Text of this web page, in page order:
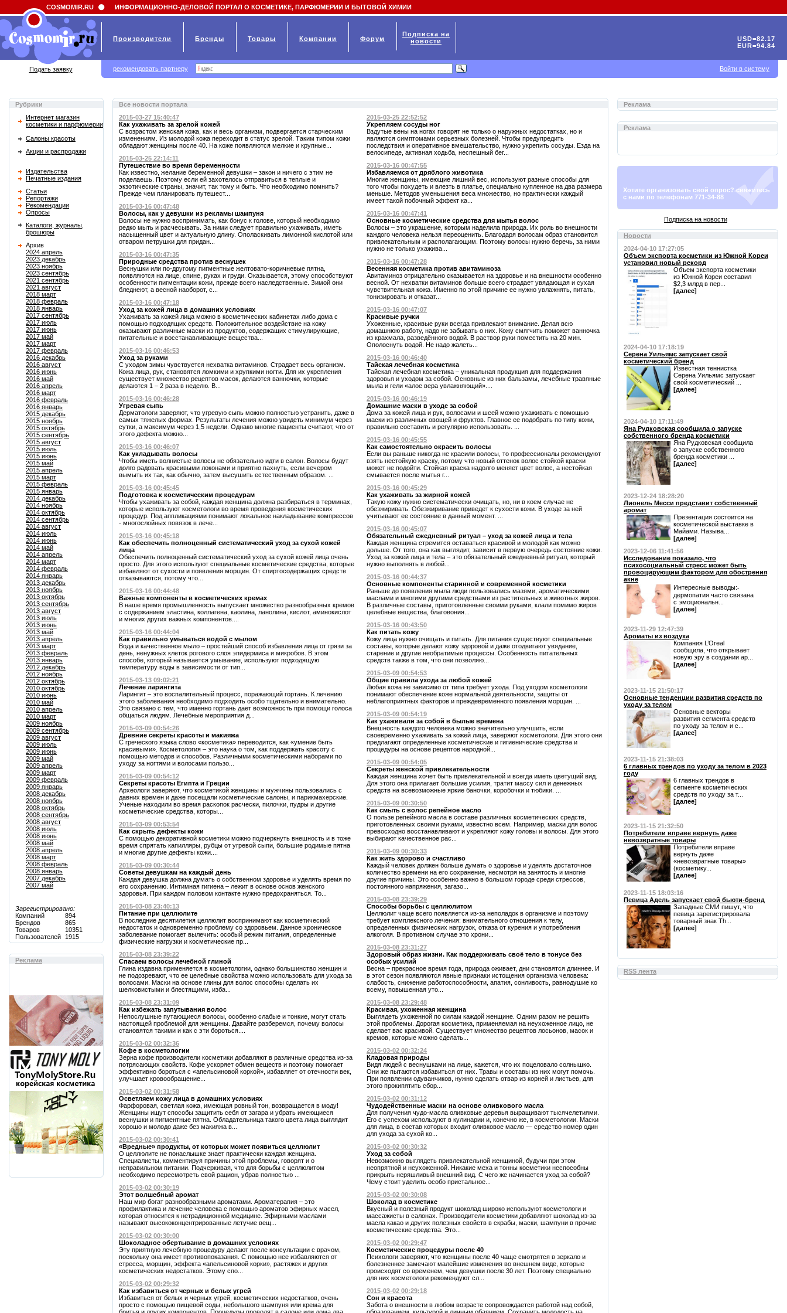
Field 'news_title' doesn't have a default value
Рубрики
Интернет магазин
косметики и парфюмерии
Салоны красоты
Акции и распродажи
Издательства
Печатные издания
Статьи
Репортажи
Рекомендации
Опросы
Каталоги, журналы,
брошюры
Архив
2024 апрель
2023 декабрь
2023 ноябрь
2023 сентябрь
2021 сентябрь
2021 август
2018 март
2018 февраль
2018 январь
2017 сентябрь
2017 июль
2017 июнь
2017 май
2017 март
2017 февраль
2016 декабрь
2016 август
2016 июнь
2016 май
2016 апрель
2016 март
2016 февраль
2016 январь
2015 декабрь
2015 ноябрь
2015 октябрь
2015 сентябрь
2015 август
2015 июль
2015 июнь
2015 май
2015 апрель
2015 март
2015 февраль
2015 январь
2014 декабрь
2014 ноябрь
2014 октябрь
2014 сентябрь
2014 август
2014 июль
2014 июнь
2014 май
2014 апрель
2014 март
2014 февраль
2014 январь
2013 декабрь
2013 ноябрь
2013 октябрь
2013 сентябрь
2013 август
2013 июль
2013 июнь
2013 май
2013 апрель
2013 март
2013 февраль
2013 январь
2012 декабрь
2012 ноябрь
2012 октябрь
2010 октябрь
2010 июнь
2010 май
2010 апрель
2010 март
2009 ноябрь
2009 сентябрь
2009 август
2009 июль
2009 июнь
2009 май
2009 апрель
2009 март
2009 февраль
2009 январь
2008 декабрь
2008 ноябрь
2008 октябрь
2008 сентябрь
2008 август
2008 июль
2008 июнь
2008 май
2008 апрель
2008 март
2008 февраль
2008 январь
2007 декабрь
2007 май
Зарегистрировано:
Компаний
894
Брендов
865
Товаров
10351
Пользователей
1915
Реклама
Все новости портала
2015-03-27 15:40:47
Как ухаживать за зрелой кожей
С возрастом женская кожа, как и весь организм, подвергается старческим
изменениям. Из молодой кожа переходит в статус зрелой. Таким типом кожи
обладают женщины после 40. На коже появляются мелкие и крупные...
2015-03-25 22:14:11
Путешествие во время беременности
Как известно, желание беременной девушки – закон и ничего с этим не
поделаешь. Поэтому если ей захотелось отправиться в теплые и
экзотические страны, значит, так тому и быть. Что необходимо помнить?
Прежде чем планировать путешест...
2015-03-16 00:47:48
Волосы, как у девушки из рекламы шампуня
Волосы не нужно воспринимать, как бонус к голове, который необходимо
редко мыть и расчесывать. За ними следует правильно ухаживать, иметь
насыщенный цвет и актуальную длину. Ополаскивать лимонной кислотой или
отваром петрушки для придан...
2015-03-16 00:47:35
Природные средства против веснушек
Веснушки или по-другому пигментные желтовато-коричневые пятна,
появляются на лице, спине, руках и груди. Оказывается, этому способствуют
особенности пигментации кожи, прежде всего наследственные. Зимой они
бледнеют, а весной наоборот, с...
2015-03-16 00:47:18
Уход за кожей лица в домашних условиях
Ухаживать за кожей лица можно в косметических кабинетах либо дома с
помощью подходящих средств. Положительное воздействие на кожу
оказывают различные маски из продуктов, содержащих стимулирующие,
питательные и восстанавливающие вещества...
2015-03-16 00:46:53
Уход за руками
С уходом зимы чувствуется нехватка витаминов. Страдает весь организм.
Кожа лица, рук, становятся ломкими и хрупкими ногти. Для их укрепления
существует множество рецептов масок, делаются ванночки, которые
делаются 1 – 2 раза в неделю. В...
2015-03-16 00:46:28
Угревая сыпь
Дерматологи заверяют, что угревую сыпь можно полностью устранить, даже в
самых тяжелых формах. Результаты лечения можно увидеть минимум через
сутки, а максимум через 1,5 недели. Однако многие пациенты считают, что от
этого дефекта можно...
2015-03-16 00:46:07
Как укладывать волосы
Чтобы иметь волнистые волосы не обязательно идти в салон. Волосы будут
долго радовать красивыми локонами и приятно пахнуть, если вечером
вымыть их так, как обычно, затем высушить естественным образом. ...
2015-03-16 00:45:45
Подготовка к косметическим процедурам
Чтобы ухаживать за собой, каждая женщина должна разбираться в терминах,
которые используют косметологи во время проведения косметических
процедур. Под аппликациями понимают локальное накладывание компрессов
- многослойных повязок в лече...
2015-03-16 00:45:18
Как обеспечить полноценный систематический уход за сухой кожей
лица
Обеспечить полноценный систематический уход за сухой кожей лица очень
просто. Для этого используют специальные косметические средства, которые
избавляют от сухости и появления морщин. От спиртосодержащих средств
отказываются, потому что...
2015-03-16 00:44:48
Важные компоненты в косметических кремах
В наше время промышленность выпускает множество разнообразных кремов
с содержанием эластина, коллагена, каолина, ланолина, кислот, аминокислот
и многих других важных компонентов....
2015-03-16 00:44:04
Как правильно умываться водой с мылом
Вода и качественное мыло – простейший способ избавления лица от грязи за
день, ненужных клеток рогового слоя эпидермиса и микробов. В этом
способе, который называется умывание, используют подходящую
температуру воды в зависимости от тип...
2015-03-13 09:02:21
Лечение ларингита
Ларингит – это воспалительный процесс, поражающий гортань. К лечению
этого заболевания необходимо подходить особо тщательно и внимательно.
Это связано с тем, что именно гортань дает возможность при помощи голоса
общаться людям. Лечебные мероприятия д...
2015-03-09 00:54:26
Древние секреты красоты и макияжа
С греческого языка слово «косметика» переводится, как «умение быть
красивыми». Косметология – это наука о том, как поддержать красоту с
помощью методов и способов. Различными косметическими наборами по
уходу за ногтями и волосами пользо...
2015-03-09 00:54:12
Секреты красоты Египта и Греции
Археологи заверяют, что косметикой женщины и мужчины пользовались с
давних времен и даже посещали косметические салоны, и парикмахерские.
Ученые находили во время раскопок расчески, пилочки, пудры и другие
косметические средства, которы...
2015-03-09 00:53:54
Как скрыть дефекты кожи
С помощью декоративной косметики можно подчеркнуть внешность и в тоже
время спрятать капилляры, рубцы от угревой сыпи, большие родимые пятна
и многие другие дефекты кожи....
2015-03-09 00:30:44
Советы девушкам на каждый день
Каждая девушка должна думать о собственном здоровье и уделять время по
его сохранению. Интимная гигиена – лежит в основе основ женского
здоровья. При каждом половом контакте нужно предохраняться. То...
2015-03-08 23:40:13
Питание при целлюлите
В последние десятилетия целлюлит воспринимают как косметический
недостаток и одновременно проблему со здоровьем. Данное хроническое
заболевание помогает вылечить: особый режим питания, определенные
физические нагрузки и косметические пр...
2015-03-08 23:39:22
Спасаем волосы лечебной глиной
Глина издавна применяется в косметологии, однако большинство женщин и
не подозревают, что ее целебные свойства можно использовать для ухода за
волосами. Маски на основе глины для волос способны сделать их
шелковистыми и блестящими, изба...
2015-03-08 23:31:09
Как избежать запутывания волос
Непослушные путающиеся волосы, особенно слабые и тонкие, могут стать
настоящей проблемой для женщины. Давайте разберемся, почему волосы
становятся такими и как с эти бороться....
2015-03-02 00:32:36
Кофе в косметологии
Зерна кофе производители косметики добавляют в различные средства из-за
потрясающих свойств. Кофе ускоряет обмен веществ и поэтому помогает
эффективно бороться с «апельсиновой коркой», избавляет от отечности век,
улучшает кровообращение...
2015-03-02 00:31:58
Осветляем кожу лица в домашних условиях
Фарфоровая, светлая кожа, имеющая ровный тон, возвращается в моду!
Женщины ищут способы защитить себя от загара и убрать имеющиеся
веснушки и пигментные пятна. Обладательница такого цвета лица выглядит
хорошо и молодо даже без макияжа в...
2015-03-02 00:30:41
«Вредные» продукты, от которых может появиться целлюлит
О целлюлите не понаслышке знает практически каждая женщина.
Специалисты, комментируя причины этой проблемы, говорят и о
неправильном питании. Подчеркивая, что для борьбы с целлюлитом
необходимо пересмотреть свой рацион, убрав полностью ...
2015-03-02 00:30:19
Этот волшебный аромат
Наш мир богат разнообразными ароматами. Ароматерапия – это
профилактика и лечение человека с помощью ароматов эфирных масел,
которая относится к нетрадиционной медицине. Эфирными маслами
называют высококонцентрированные летучие вещ...
2015-03-02 00:30:00
Шоколадное обертывание в домашних условиях
Эту приятную лечебную процедуру делают после консультации с врачом,
поскольку она имеет противопоказания. С помощью нее избавляются от
стресса, морщин, эффекта «апельсиновой корки», растяжек и других
косметических недостатков. Этому спо...
2015-03-02 00:29:32
Как избавиться от черных и белых угрей
Избавиться от белых и черных угрей, косметических недостатков, очень
просто с помощью пищевой соды, небольшого шампуня или крема для
2015-03-25 22:52:52
Укрепляем сосуды ног
Вздутые вены на ногах говорят не только о наружных недостатках, но и
являются симптомами серьезных болезней. Чтобы предупредить
последствия и оперативное вмешательство, нужно укрепить сосуды. Езда на
велосипеде, активная ходьба, неспешный бег...
2015-03-16 00:47:55
Избавляемся от дряблого животика
Многие женщины, имеющие лишний вес, используют разные способы для
того чтобы похудеть и влезть в платье, специально купленное на два размера
меньше. Методов уменьшения веса множество, но практически каждый
имеет такой побочный эффект ка...
2015-03-16 00:47:41
Основные косметические средства для мытья волос
Волосы – это украшение, которым наделила природа. Их роль во внешности
каждого человека нельзя переоценить. Благодаря волосам образ становится
привлекательным и располагающим. Поэтому волосы нужно беречь, за ними
нужно не только ухажива...
2015-03-16 00:47:28
Весенняя косметика против авитаминоза
Авитаминоз отрицательно сказывается на здоровье и на внешности особенно
весной. От нехватки витаминов больше всего страдает увядающая и сухая
чувствительная кожа. Именно по этой причине ее нужно увлажнять, питать,
тонизировать и отказат...
2015-03-16 00:47:07
Красивые ручки
Ухоженные, красивые руки всегда привлекают внимание. Делая всю
домашнюю работу, надо не забывать о них. Кожу смягчить поможет ванночка
из крахмала, разведённого водой. В раствор руки поместить на 20 мин.
Ополоснуть водой. Не надо жалеть...
2015-03-16 00:46:40
Тайская лечебная косметика
Тайская лечебная косметика – уникальная продукция для поддержания
здоровья и уходом за собой. Основные из них бальзамы, лечебные травяные
мыла и гели «алое вера увлажняющий»....
2015-03-16 00:46:19
Домашние маски в уходе за собой
Дома за кожей лица и рук, волосами и шеей можно ухаживать с помощью
маски из различных овощей и фруктов. Главное ее подобрать по типу кожи,
правильно составить и регулярно использовать. ...
2015-03-16 00:45:55
Как самостоятельно окрасить волосы
Если вы раньше никогда не красили волосы, то профессионалы рекомендуют
взять нестойкую краску, потому что новый оттенок волос стойкой краски
может не подойти. Стойкая краска надолго меняет цвет волос, а нестойкая
смывается после мытья г...
2015-03-16 00:45:29
Как ухаживать за жирной кожей
Такую кожу нужно систематически очищать, но, ни в коем случае не
обезжиривать. Обезжиривание приведет к сухости кожи. В уходе за ней
учитывают ее состояние в данный момент. ...
2015-03-16 00:45:07
Обязательный ежедневный ритуал – уход за кожей лица и тела
Каждая женщина стремится оставаться красивой и молодой как можно
дольше. От того, она как выглядит, зависит в первую очередь состояние кожи.
Уход за кожей лица и тела – это обязательный ежедневный ритуал, который
нужно выполнять в любой...
2015-03-16 00:44:37
Основные компоненты старинной и современной косметики
Раньше до появления мыла люди пользовались мазями, ароматическими
маслами и многими другими средствами из растительных и животных жиров.
В различные составы, приготовленные своими руками, клали помимо жиров
целебные вещества, благовония...
2015-03-16 00:43:50
Как питать кожу
Кожу лица нужно очищать и питать. Для питания существуют специальные
составы, которые делают кожу здоровой и даже отодвигают увядание,
старение и другие необратимые процессы. Особенность питательных
средств также в том, что они позволяю...
2015-03-09 00:54:53
Общие правила ухода за любой кожей
Любая кожа не зависимо от типа требует ухода. Под уходом косметологи
понимают обеспечение коже нормальной деятельности, защиты от
неблагоприятных факторов и преждевременного появления морщин. ...
2015-03-09 00:54:19
Как ухаживали за собой в былые времена
Внешность каждого человека можно значительно улучшить, если
своевременно ухаживать за кожей лица, заверяют косметологи. Для этого они
предлагают определенные косметические и гигиенические средства и
процедуры на основе рецептов народной...
2015-03-09 00:54:05
Секреты женской привлекательности
Каждая женщина хочет быть привлекательной и всегда иметь цветущий вид.
Для этого она прилагает большие усилия, тратит массу сил и денежных
средств на всевозможные яркие баночки, коробочки и тюбики. ...
2015-03-09 00:30:50
Как смыть с волос репейное масло
О пользе репейного масла в составе различных косметических средств,
приготовленных своими руками, известно всем. Например, маски для волос
превосходно восстанавливают и укрепляют кожу головы и волосы. Для этого
выбирают качественное рас...
2015-03-09 00:30:33
Как жить здорово и счастливо
Каждый человек должен больше думать о здоровье и уделять достаточное
количество времени на его сохранение, несмотря на занятость и многие
другие причины. Это особенно важно в большом городе среди стрессов,
постоянного напряжения, загазо...
2015-03-08 23:39:29
Способы борьбы с целлюлитом
Целлюлит чаще всего появляется из-за неполадок в организме и поэтому
требует комплексного лечения: внимательного отношения к телу,
определенных физических нагрузок, отказа от курения и употребления
алкоголя. В противном случае это хрони...
2015-03-08 23:31:27
Здоровый образ жизни. Как поддерживать своё тело в тонусе без
особых усилий
Весна – прекрасное время года, природа оживает, дни становятся длиннее. И
в этот сезон появляются явные признаки истощения организма человека:
слабость, снижение работоспособности, апатия, сонливость, равнодушие ко
всему, повышенная уто...
2015-03-08 23:29:48
Красивая, ухоженная женщина
Выглядеть ухоженной по силам каждой женщине. Одним разом не решить
этой проблемы. Дорогая косметика, применяемая на неухоженное лицо, не
сделает вас красивой. Существует множество рецептов лосьонов, масок и
кремов, которые можно сделать...
2015-03-02 00:32:24
Кладовая природы
Видя людей с веснушками на лице, кажется, что их поцеловало солнышко.
Они же пытаются избавиться от них. Травы и составы из них могут помочь.
При появлении одуванчиков, нужно сделать отвар из корней и листьев, для
этого прокипятить сбор...
2015-03-02 00:31:12
Чудодейственные маски на основе оливкового масла
Для получения чудо-масла оливковые деревья выращивают тысячелетиями.
Его с успехом используют в кулинарии и, конечно же, в косметологии. Маски
для лица, в состав которых входит оливковое масло — средство номер один
для ухода за сухой ко...
2015-03-02 00:30:32
Уход за собой
Невозможно выглядеть привлекательной женщиной, будучи при этом
неопрятной и неухоженной. Никакие меха и тонны косметики неспособны
прикрыть неряшливый внешний вид. С чего же начинается уход за собой?
Чему стоит уделить особо пристальное...
2015-03-02 00:30:08
Шоколад в косметике
Вкусный и полезный продукт шоколад широко используют косметологи и
массажисты в салонах. Производители косметики добавляют шоколад из-за
масла какао и других полезных свойств в скрабы, маски, шампуни в прочие
косметические средства. Это...
2015-03-02 00:29:47
Косметические процедуры после 40
Психологи заверяют, что женщины после 40 чаще смотрятся в зеркало и
болезненнее замечают малейшие изменения во внешнем виде, которые
происходят со временем, чем девушки после 30 лет. Поэтому специально
для них косметологи рекомендуют сл...
2015-03-02 00:29:18
Сон и красота
Забота о внешности в любом возрасте сопровождается работой над собой,
Реклама
Реклама
Хотите организовать свой опрос? свяжитесь
с нами по телефонам 771-34-88
Подписка на новости
Новости
2024-04-10 17:27:05
Объем экспорта косметики из Южной Кореи
установил новый рекорд
Объем экспорта косметики
из Южной Кореи составил
$2,3 млрд в пер...
[далее]
2024-04-10 17:18:19
Серена Уильямс запускает свой
косметический бренд
Известная теннистка
Серена Уильямс запускает
свой косметический ...
[далее]
2024-04-10 17:11:49
Яна Рудковская сообщила о запуске
собственного бренда косметики
Яна Рудковская сообщила
о запуске собственного
бренда косметики ...
[далее]
2023-12-24 18:28:20
Лионель Месси представит собственный
аромат
Презентация состоится на
косметической выставке в
Майами. Называ...
[далее]
2023-12-06 11:41:56
Исследование показало, что
психосоциальный стресс может быть
провоцирующим фактором для обострения
акне
Интересные выводы:⁃
дермопатия часто связана
с эмоциональн...
[далее]
2023-11-29 12:47:39
Ароматы из воздуха
Компания L’Oreal
сообщила, что открывает
новую эру в создании ар...
[далее]
2023-11-15 21:50:17
Основные тенденции развития средств по
уходу за телом
Основные векторы
развития сегмента средств
по уходу за телом и с...
[далее]
2023-11-15 21:38:03
6 главных трендов по уходу за телом в 2023
году
6 главных трендов в
сегменте косметических
средств по уходу за т...
[далее]
2023-11-15 21:32:50
Потребители вправе вернуть даже
невозвратные товары
Потребители вправе
вернуть даже
«невозвратные товары»
(косметику...
[далее]
2023-11-15 18:03:16
Певица Адель запускает свой бьюти-бренд
Западные СМИ пишут, что
певица зарегистрировала
товарный знак Th...
[далее]
RSS лента
COSMOMIR.RU ИНФОРМАЦИОННО-ДЕЛОВОЙ ПОРТАЛ О КОСМЕТИКЕ, ПАРФЮМЕРИИ И БЫТОВОЙ ХИМИИ
Производители Бренды Товары Компании Форум
Подписка на
новости
USD=82.17
EUR=94.84
Подать заявку рекомендовать партнеру Войти в систему